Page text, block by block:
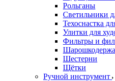
Рольганы
Светильники
Техоснастка
Улитки для
Фильтры и
Шестерни
Щётки
Ручной инструмент